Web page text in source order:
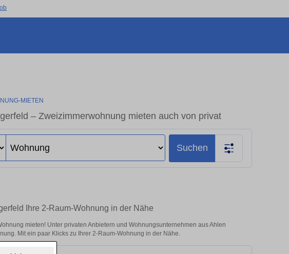
MIETEN
– Zweizimmerwohnung mieten auch von privat
Suchen
Ihre 2-Raum-Wohnung in der Nähe
mieten! Unter privaten Anbietern und Wohnungsunternehmen aus Ahlen
Mit ein paar Klicks zu Ihrer 2-Raum-Wohnung in der Nähe.